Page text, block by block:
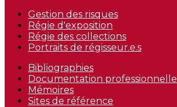
Gestion des risques
Régie d'exposition
Régie des collections
Portraits de régisseur.e.s
Bibliographies
Documentation professionnelle
Mémoires
Sites de référence